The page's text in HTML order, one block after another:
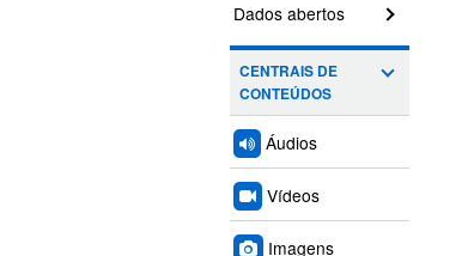
Dados abertos
CENTRAIS DE
CONTEÚDOS
Áudios
Vídeos
Imagens